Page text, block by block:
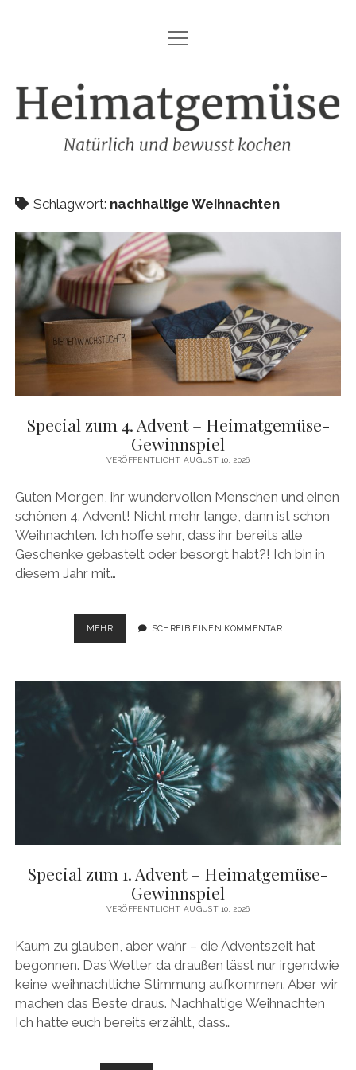
HEIMATGEMÜSE
DAS KOCHBUCH
FOODFOTOGRAFIE
KONTAKT
REZEPTE
IMPRESSUM
DATENSCHUTZ
facebook
pinterestinstagram
amazon
E-
Mail
Menü
öffnen
Heimatgemüse
Schlagwort: nachhaltige Weihnachten
Special zum 4. Advent – Heimatgemüse-
Gewinnspiel
VERÖFFENTLICHT AUGUST 10, 2026
Guten Morgen, ihr wundervollen Menschen und einen
schönen 4. Advent! Nicht mehr lange, dann ist schon
Weihnachten. Ich hoffe sehr, dass ihr bereits alle
Geschenke gebastelt oder besorgt habt?! Ich bin in
diesem Jahr mit…
MEHRSPECIAL
ZUM
HEIMATGEMÜSE-
GEWINNSPIEL
SCHREIB EINEN KOMMENTAR
Special zum 1. Advent – Heimatgemüse-
Gewinnspiel
VERÖFFENTLICHT AUGUST 10, 2026
Kaum zu glauben, aber wahr – die Adventszeit hat
begonnen. Das Wetter da draußen lässt nur irgendwie
keine weihnachtliche Stimmung aufkommen. Aber wir
machen das Beste draus. Nachhaltige Weihnachten
Ich hatte euch bereits erzählt, dass…